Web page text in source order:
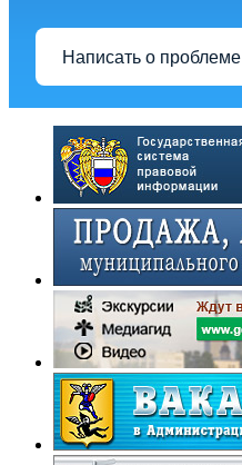
Написать о проблеме